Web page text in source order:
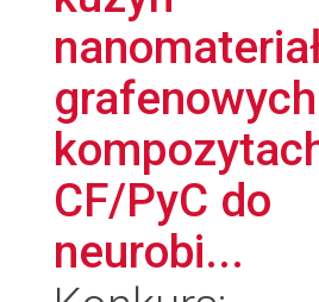
CF/PyC do
neurobi...